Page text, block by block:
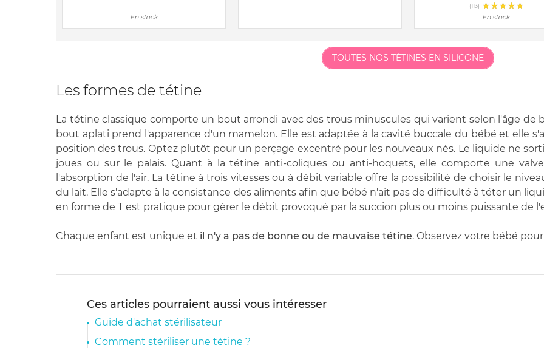
En stock
(113)
En stock
TOUTES NOS TÉTINES EN SILICONE
Les formes de tétine
La tétine classique comporte un bout arrondi avec des trous minuscules qui varient selon l'âge de
bout aplati prend l'apparence d'un mamelon. Elle est adaptée à la cavité buccale du bébé et elle
position des trous. Optez plutôt pour un perçage excentré pour les nouveaux nés. Le liquide ne
joues ou sur le palais. Quant à la tétine anti-coliques ou anti-hoquets, elle comporte une
l'absorption de l'air. La tétine à trois vitesses ou à débit variable offre la possibilité de choisir le
du lait. Elle s'adapte à la consistance des aliments afin que bébé n'ait pas de difficulté à téter un
en forme de T est pratique pour gérer le débit provoqué par la succion plus ou moins puissante de
Chaque enfant est unique et il n'y a pas de bonne ou de mauvaise tétine. Observez votre bébé
Ces articles pourraient aussi vous intéresser
Guide d'achat stérilisateur
Comment stériliser une tétine ?